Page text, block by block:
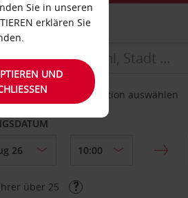
VON
andere Rückgabestation auswählen
über 25
Sie in unseren
erklären Sie
UND